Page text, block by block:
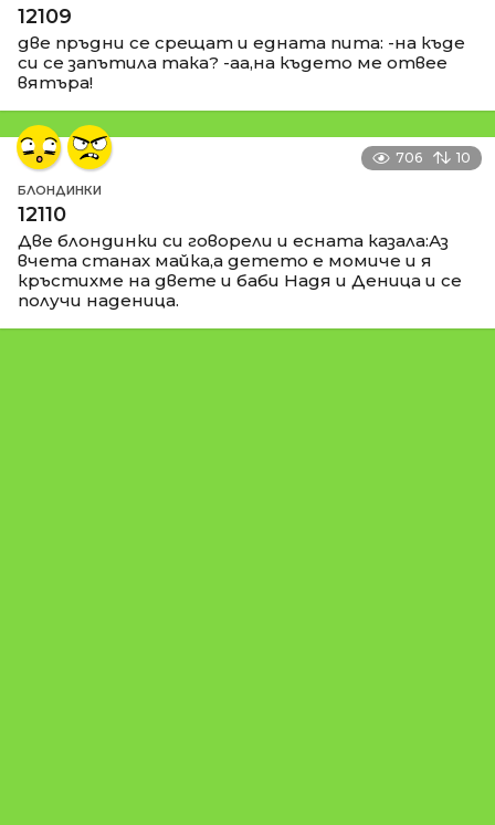
12109
две пръдни се срещат и едната пита: -на къде
си се запътила така? -аа,на където ме отвее
вятъра!
706 10
БЛОНДИНКИ
12110
Две блондинки си говорели и есната казала:Аз
вчета станах майка,а детето е момиче и я
кръстихме на двете и баби Надя и Деница и се
получи наденица.